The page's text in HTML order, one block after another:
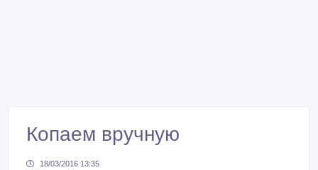
Копаем вручную
18/03/2016 13:35